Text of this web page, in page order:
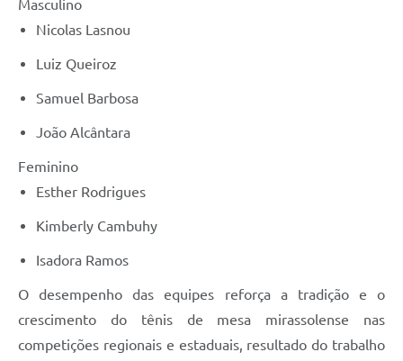
Masculino
Nicolas Lasnou
Luiz Queiroz
Samuel Barbosa
João Alcântara
Feminino
Esther Rodrigues
Kimberly Cambuhy
Isadora Ramos
O desempenho das equipes reforça a tradição e o
crescimento do tênis de mesa mirassolense nas
competições regionais e estaduais, resultado do trabalho